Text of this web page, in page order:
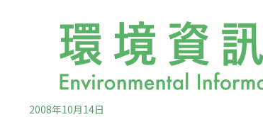
2008年10月14日